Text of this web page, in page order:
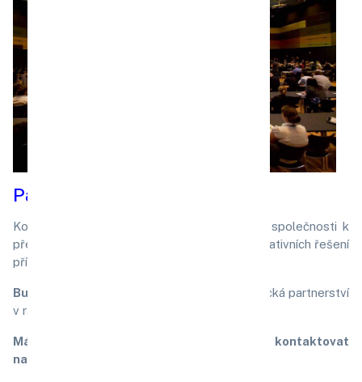
Partneství konferencí:
Konference poskytují ideální příležitost pro společnosti k
představení svých produktů, služeb nebo inovativních řešení
přímo cílovému publiku.
Budujte nové kontakty
a navazujtet strategická partnerství
v rámci networkingových aktivit.
Máte-li zájem o partnerství, neváhejte nás kontaktovat
na emailu